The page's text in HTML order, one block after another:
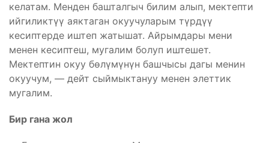
келатам. Менден башталгыч билим алып, мектепти
ийгиликтүү аяктаган окуучуларым түрдүү
кесиптерде иштеп жатышат. Айрымдары мени
менен кесиптеш, мугалим болуп иштешет.
Мектептин окуу бөлүмүнүн башчысы дагы менин
окуучум, — дейт сыймыктануу менен элеттик
мугалим.
Бир гана жол